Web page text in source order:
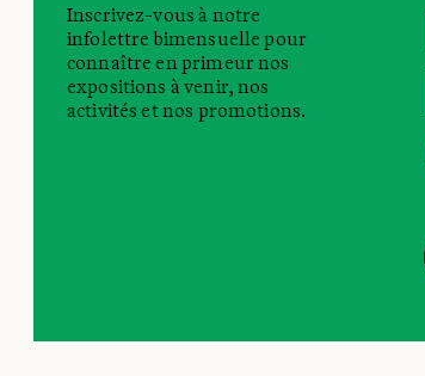
Inscrivez-vous à notre
infolettre bimensuelle pour
connaître en primeur nos
expositions à venir, nos
activités et nos promotions.